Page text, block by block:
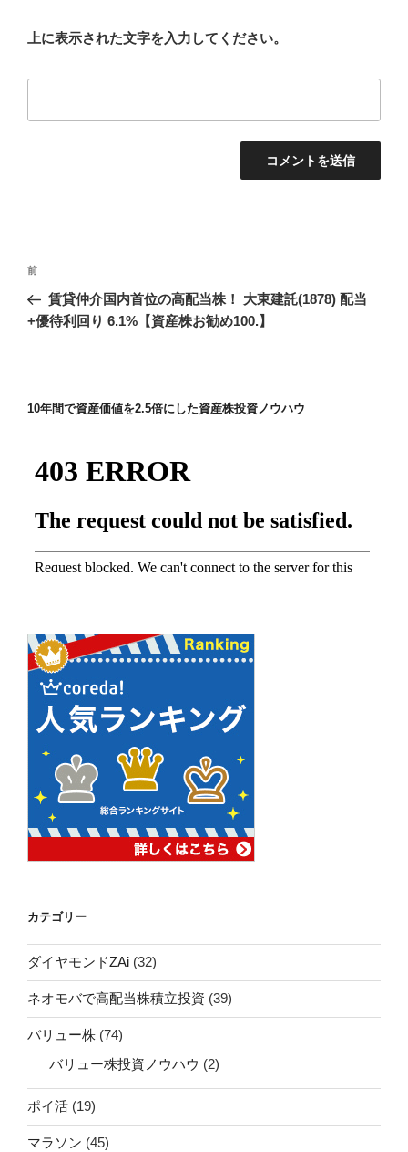
上に表示された文字を入力してください。
投
ナ
シ
ン
前
の
投
前
賃貸仲介国内首位の高配当株！ 大東建託(1878) 配当
+優待利回り 6.1%【資産株お勧め100.】
10年間で資産価値を2.5倍にした資産株投資ノウハウ
カテゴリー
ダイヤモンドZAi (32)
ネオモバで高配当株積立投資 (39)
バリュー株 (74)
バリュー株投資ノウハウ (2)
ポイ活 (19)
マラソン (45)